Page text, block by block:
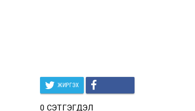
ЖИРГЭХ
0 СЭТГЭГДЭЛ